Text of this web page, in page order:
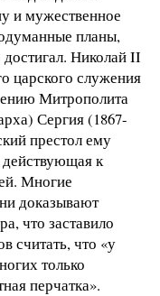
и мужественное
планы,
Николай II
царского служения
Митрополита
Сергия (1867-
престол ему
к
Многие
доказывают
что заставило
считать, что «у
только
перчатка».